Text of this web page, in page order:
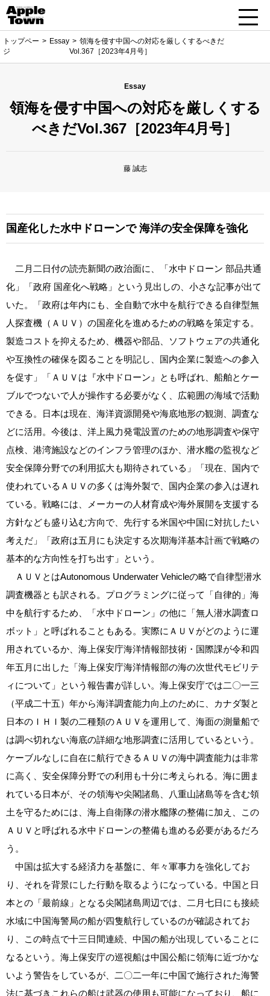
トップペー
ジ
Essay
領海を侵す中国への対応を厳しくするべきだ
Vol.367［2023年4月号］
Essay
領海を侵す中国への対応を厳しくする
べきだVol.367［2023年4月号］
藤 誠志
国産化した水中ドローンで海洋の安全保障を強化
二月二日付の読売新聞の政治面に、「水中ドローン 部品共通
化」「政府 国産化へ戦略」という見出しの、小さな記事が出て
いた。「政府は年内にも、全自動で水中を航行できる自律型無
人探査機（ＡＵＶ）の国産化を進めるための戦略を策定する。
製造コストを抑えるため、機器や部品、ソフトウェアの共通化
や互換性の確保を図ることを明記し、国内企業に製造への参入
を促す」「ＡＵＶは『水中ドローン』とも呼ばれ、船舶とケー
ブルでつないで人が操作する必要がなく、広範囲の海域で活動
できる。日本は現在、海洋資源開発や海底地形の観測、調査な
どに活用。今後は、洋上風力発電設置のための地形調査や保守
点検、港湾施設などのインフラ管理のほか、潜水艦の監視など
安全保障分野での利用拡大も期待されている」「現在、国内で
使われているＡＵＶの多くは海外製で、国内企業の参入は遅れ
ている。戦略には、メーカーの人材育成や海外展開を支援する
方針なども盛り込む方向で、先行する米国や中国に対抗したい
考えだ」「政府は五月にも決定する次期海洋基本計画で戦略の
基本的な方向性を打ち出す」という。
ＡＵＶとはAutonomous Underwater Vehicleの略で自律型潜水
調査機器とも訳される。プログラミングに従って「自律的」海
中を航行するため、「水中ドローン」の他に「無人潜水調査ロ
ボット」と呼ばれることもある。実際にＡＵＶがどのように運
用されているか、海上保安庁海洋情報部技術・国際課が令和四
年五月に出した「海上保安庁海洋情報部の海の次世代モビリテ
ィについて」という報告書が詳しい。海上保安庁では二〇一三
（平成二十五）年から海洋調査能力向上のために、カナダ製と
日本のＩＨＩ製の二種類のＡＵＶを運用して、海面の測量船で
は調べ切れない海底の詳細な地形調査に活用しているという。
ケーブルなしに自在に航行できるＡＵＶの海中調査能力は非常
に高く、安全保障分野での利用も十分に考えられる。海に囲ま
れている日本が、その領海や尖閣諸島、八重山諸島等を含む領
土を守るためには、海上自衛隊の潜水艦隊の整備に加え、この
ＡＵＶと呼ばれる水中ドローンの整備も進める必要があるだろ
う。
中国は拡大する経済力を基盤に、年々軍事力を強化してお
り、それを背景にした行動を取るようになっている。中国と日
本との「最前線」となる尖閣諸島周辺では、二月七日にも接続
水域に中国海警局の船が四隻航行しているのが確認されてお
り、この時点で十三日間連続、中国の船が出現していることに
なるという。海上保安庁の巡視船は中国公船に領海に近づかな
いよう警告をしているが、二〇二一年に中国で施行された海警
法に基づきこれらの船は武器の使用も可能になっており、船に